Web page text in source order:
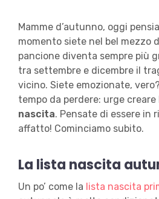
Mamme d’autunno, oggi
momento siete nel bel mezzo
pancione diventa sempre più
tra settembre e dicembre il
vicino. Siete emozionate,
tempo da perdere: urge creare
nascita. Pensate di essere in
affatto! Cominciamo subito.
La lista nascita
Un po’ come la lista nascita